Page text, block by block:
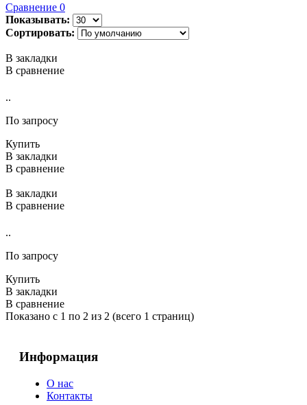
Сравнение 0
Показывать:
Сортировать:
В закладки
В сравнение
..
По запросу
Купить
В закладки
В сравнение
В закладки
В сравнение
..
По запросу
Купить
В закладки
В сравнение
Показано с 1 по 2 из 2 (всего 1 страниц)
Информация
О нас
Контакты